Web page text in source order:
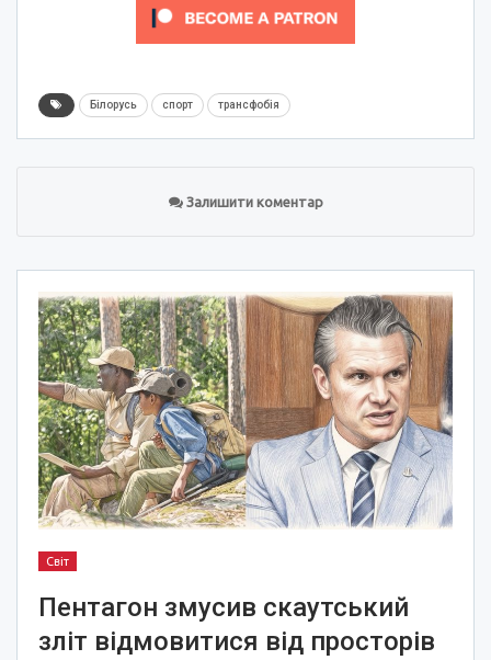
Білорусь спорт трансфобія
Залишити коментар
Світ
Пентагон змусив скаутський
зліт відмовитися від просторів